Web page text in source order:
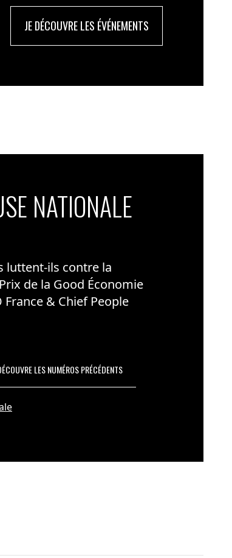
JE DÉCOUVRE LES ÉVÉNEMENTS
NATIONALE
luttent-ils contre la
de la Good Économie
& Chief People
LES NUMÉROS PRÉCÉDENTS